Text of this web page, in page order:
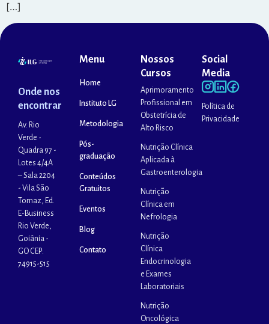
[…]
Onde nos
encontrar
Av. Rio
Verde -
Quadra 97 -
Lotes 4/4A
– Sala 2204
- Vila São
Tomaz, Ed.
E-Business
Rio Verde,
Goiânia -
GO CEP:
74915-515
Menu
Home
Instituto LG
Metodologia
Pós-
graduação
Conteúdos
Gratuitos
Eventos
Blog
Contato
Nossos
Cursos
Aprimoramento
Profissional em
Obstetrícia de
Alto Risco
Nutrição Clínica
Aplicada à
Gastroenterologia
Nutrição
Clínica em
Nefrologia
Nutrição
Clínica
Endocrinologia
e Exames
Laboratoriais
Nutrição
Oncológica
Social
Media
Política de
Privacidade